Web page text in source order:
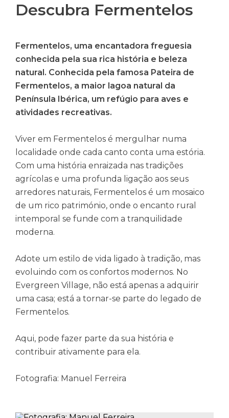
Descubra Fermentelos
Fermentelos, uma encantadora freguesia
conhecida pela sua rica história e beleza
natural. Conhecida pela famosa Pateira de
Fermentelos, a maior lagoa natural da
Península Ibérica, um refúgio para aves e
atividades recreativas.
Viver em Fermentelos é mergulhar numa
localidade onde cada canto conta uma estória.
Com uma história enraizada nas tradições
agrícolas e uma profunda ligação aos seus
arredores naturais, Fermentelos é um mosaico
de um rico património, onde o encanto rural
intemporal se funde com a tranquilidade
moderna.
Adote um estilo de vida ligado à tradição, mas
evoluindo com os confortos modernos. No
Evergreen Village, não está apenas a adquirir
uma casa; está a tornar-se parte do legado de
Fermentelos.
Aqui, pode fazer parte da sua história e
contribuir ativamente para ela.
Fotografia: Manuel Ferreira